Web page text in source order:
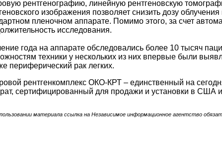
рентгенографию, линейную рентгеновскую
изображения позволяет снизить дозу
пленочном аппарате. Помимо этого, за счет
исследования.
года на аппарате обследовались более 10 тысяч
техники у нескольких из них впервые были
периферический рак легких.
рентгенкомплекс ОКО-КРТ – единственный на
сертифицированный для продажи и установки в США
материала ссылка на Независимое информационное агентство